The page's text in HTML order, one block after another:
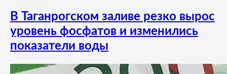
В Таганрогском заливе резко вырос
уровень фосфатов и изменились
показатели воды